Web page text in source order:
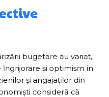
bugetare au variat,
și optimism în
și angajaților din
consideră că